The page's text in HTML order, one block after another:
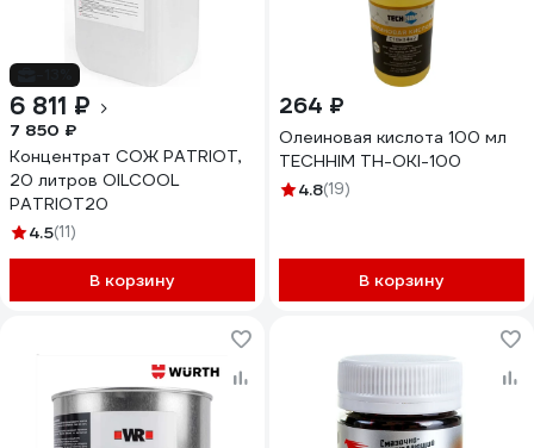
6 811 ₽
7 850 ₽
Концентрат СОЖ PATRIOT,
20 литров OILCOOL
PATRIOT20
4.5(11)
В корзину
264 ₽
Олеиновая кислота 100 мл
TECHHIM TH-OKI-100
4.8(19)
В корзину